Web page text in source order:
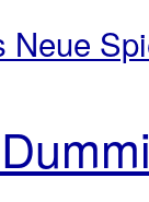
Neue